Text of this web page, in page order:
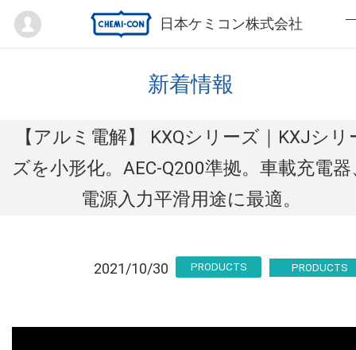
日本ケミコン株式会社
Mypage
新着情報
【アルミ電解】 KXQシリーズ｜KXJシリ
ズを小形化。AEC-Q200準拠。車載充電器
電源入力平滑用途に最適。
2021/10/30 PRODUCTS